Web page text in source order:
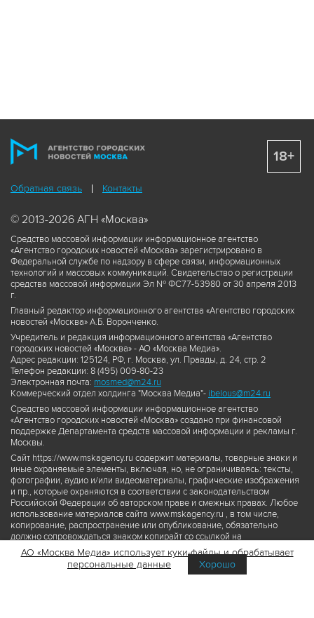
Обратная связь Контакты
© 2013-2026 АГН «Москва»
Средство массовой информации информационное агентство
«Агентство городских новостей «Москва» зарегистрировано в
Федеральной службе по надзору в сфере связи, информационных
технологий и массовых коммуникаций. Свидетельство о регистрации
средства массовой информации Эл № ФС77-53980 от 30 апреля 2013
г.
Главный редактор информационного агентства «Агентство городских
новостей «Москва» А.Б. Воронченко.
Учредитель и редакция информационного агентства «Агентство
городских новостей «Москва» - АО «Москва Медиа».
Адрес редакции: 125124, РФ, г. Москва, ул. Правды, д. 24, стр. 2
Телефон редакции: 8 (495) 009-80-23
Электронная почта: mosmed@m24.ru
Коммерческий отдел холдинга "Москва Медиа"- ibelous@m24.ru
Средство массовой информации информационное агентство
«Агентство городских новостей «Москва» создано при финансовой
поддержке Департамента средств массовой информации и рекламы г.
Москвы.
Сайт https://www.mskagency.ru содержит материалы, товарные знаки и
иные охраняемые элементы, включая, но, не ограничиваясь: тексты,
фотографии, аудио и/или видеоматериалы, графические изображения
и пр., которые охраняются в соответствии с законодательством
Российской Федерации об авторском праве и смежных правах. Любое
использование материалов сайта www.mskagency.ru , в том числе,
копирование, распространение или опубликование, обязательно
должно сопровождаться знаком копирайт со ссылкой на
правообладателя © АО «Москва Медиа», а также гиперссылкой на сайт
www.mskagency.ru как на первоисточник информации. Переработка
материалов сайта www.mskagency.ru не допускается.
18+
АО «Москва Медиа» использует куки-файлы и обрабатывает
персональные данные
Хорошо